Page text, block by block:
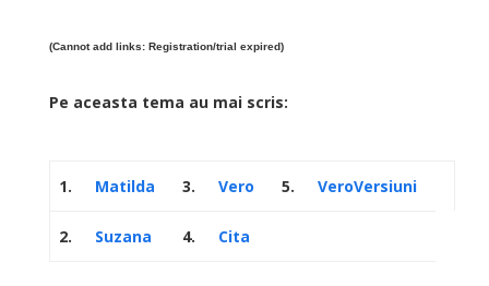
(Cannot add links: Registration/trial expired)
Pe aceasta tema au mai scris:
1. Matilda 3. Vero 5. VeroVersiuni
2. Suzana 4. Cita